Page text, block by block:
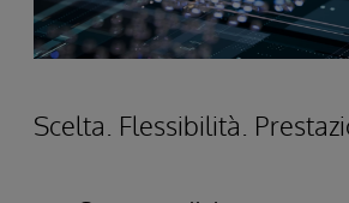
Scelta. Flessibilità.